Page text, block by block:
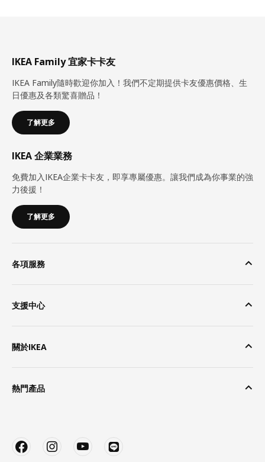
IKEA Family 宜家卡卡友
IKEA Family隨時歡迎你加入！我們不定期提供卡友優惠價格、生
日優惠及各類驚喜贈品！
了解更多
IKEA 企業業務
免費加入IKEA企業卡卡友，即享專屬優惠。讓我們成為你事業的強
力後援！
了解更多
各項服務
支援中心
關於IKEA
熱門產品